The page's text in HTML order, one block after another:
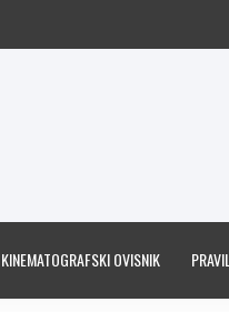
KINEMATOGRAFSKI OVISNIK